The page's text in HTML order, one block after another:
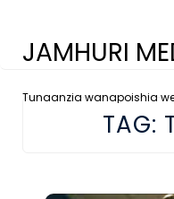
JAMHURI
Tunaanzia wanapoishia
TAG: